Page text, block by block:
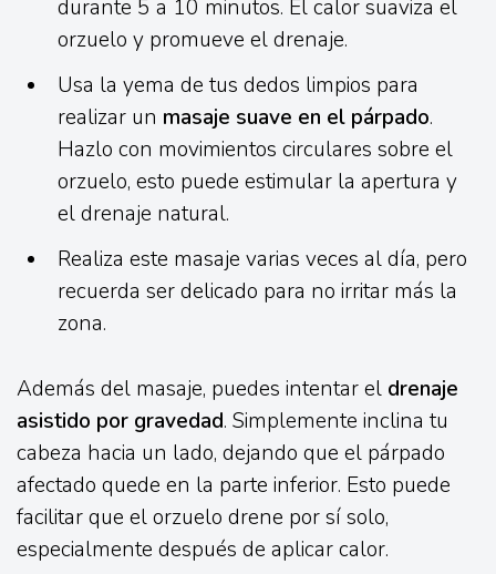
durante 5 a 10 minutos. El calor suaviza el
orzuelo y promueve el drenaje.
Usa la yema de tus dedos limpios para
realizar un masaje suave en el párpado.
Hazlo con movimientos circulares sobre el
orzuelo, esto puede estimular la apertura y
el drenaje natural.
Realiza este masaje varias veces al día, pero
recuerda ser delicado para no irritar más la
zona.
Además del masaje, puedes intentar el drenaje
asistido por gravedad. Simplemente inclina tu
cabeza hacia un lado, dejando que el párpado
afectado quede en la parte inferior. Esto puede
facilitar que el orzuelo drene por sí solo,
especialmente después de aplicar calor.